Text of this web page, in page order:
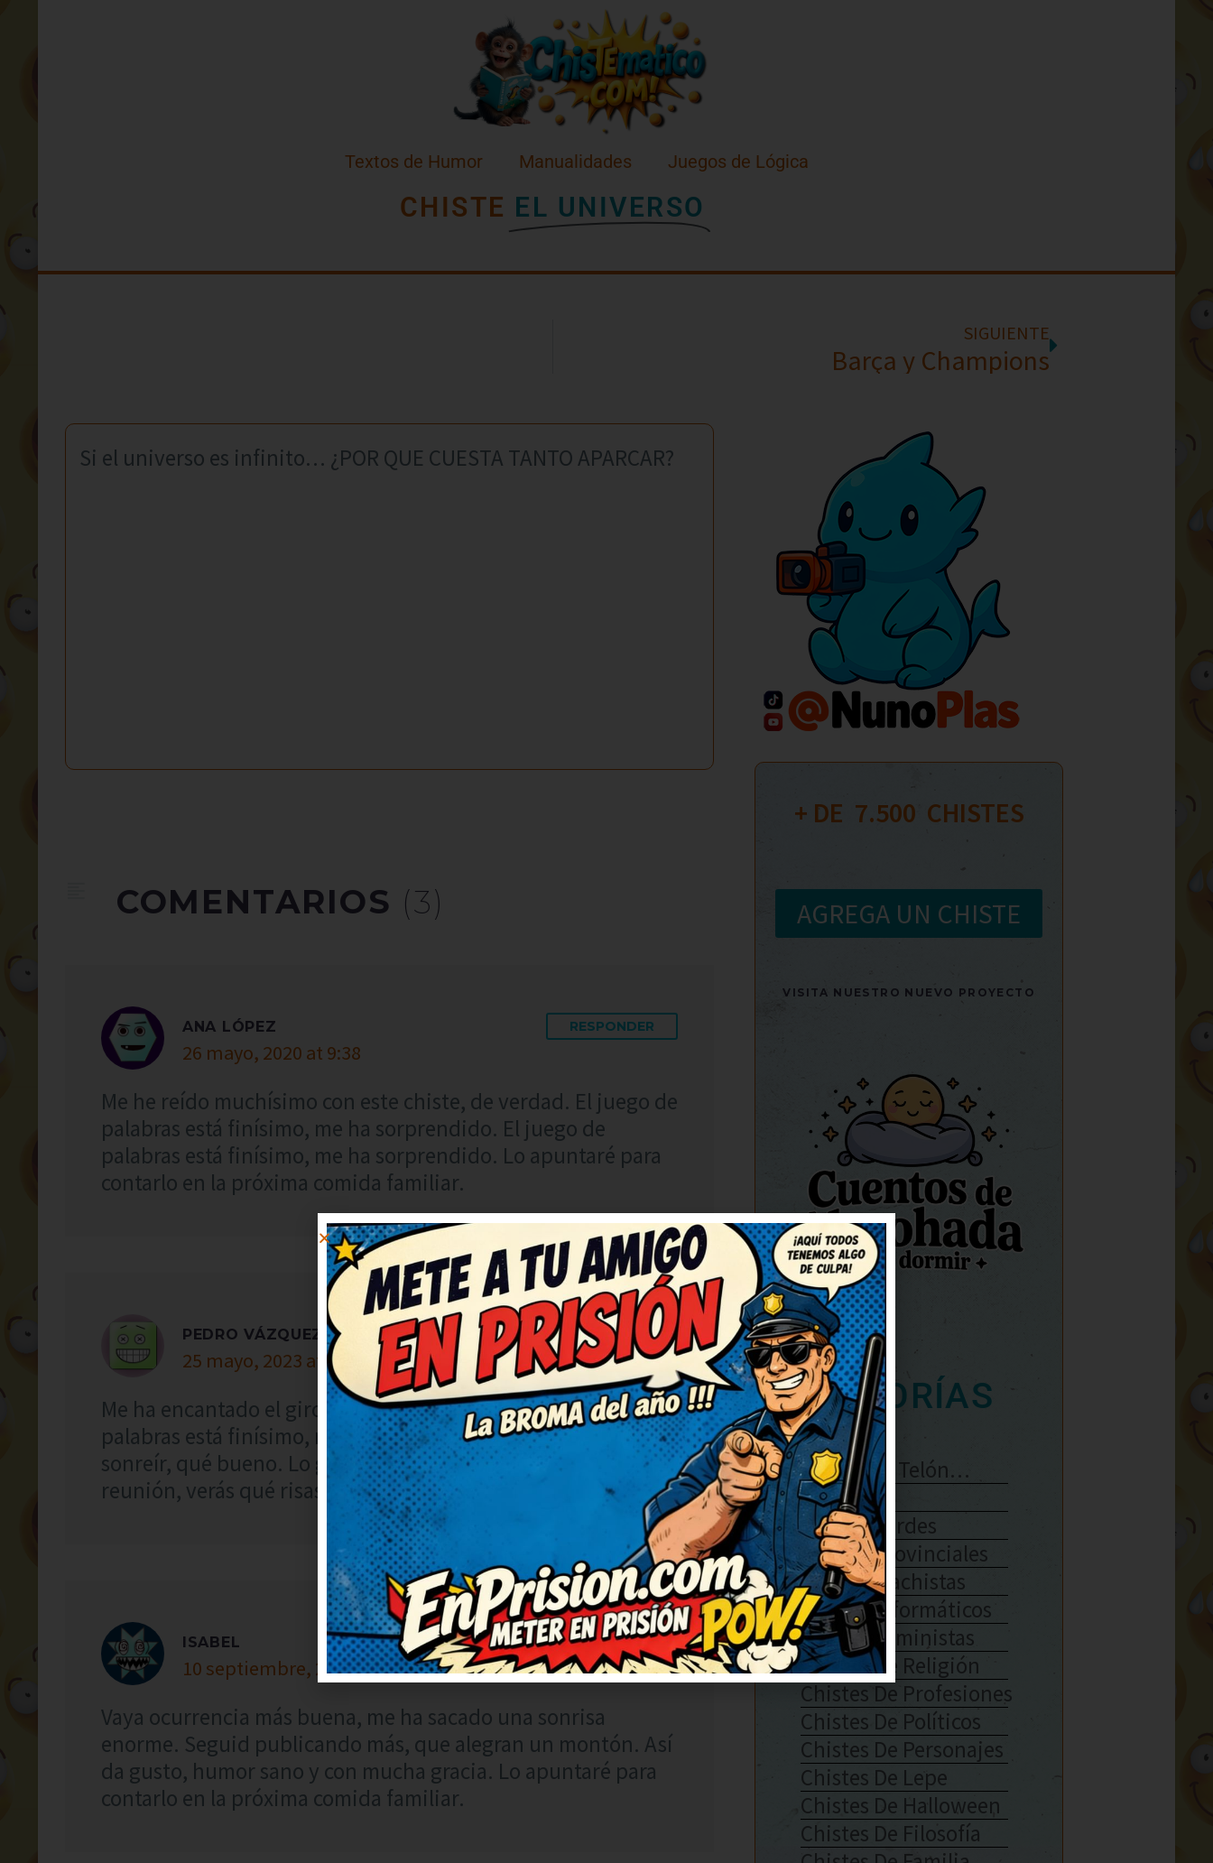
Textos de Humor Manualidades Juegos de Lógica
CHISTE EL UNIVERSO
SIGUIENTE
Barça y Champions
Si el universo es infinito… ¿POR QUE CUESTA TANTO APARCAR?
COMENTARIOS (3)
ANA LÓPEZ
26 mayo, 2020 at 9:38
RESPONDER
Me he reído muchísimo con este chiste, de verdad. El juego de
palabras está finísimo, me ha sorprendido. El juego de
palabras está finísimo, me ha sorprendido. Lo apuntaré para
contarlo en la próxima comida familiar.
PEDRO VÁZQUEZ
25 mayo, 2023 at 10:13
RESPONDER
Me ha encantado el giro final, súper ingenioso. El juego de
palabras está finísimo, me ha sorprendido. No puedo dejar de
sonreír, qué bueno. Lo guardo para contarlo en la próxima
reunión, verás qué risas.
ISABEL
10 septiembre, 2023 at 7:15
RESPONDER
Vaya ocurrencia más buena, me ha sacado una sonrisa
enorme. Seguid publicando más, que alegran un montón. Así
da gusto, humor sano y con mucha gracia. Lo apuntaré para
contarlo en la próxima comida familiar.
+ DE 7.500
  CHISTES
AGREGA UN CHISTE
VISITA NUESTRO NUEVO PROYECTO
CATEGORÍAS
Se Abre El Telón…
Enlaces
Chistes Verdes
Chistes Provinciales
Chistes Machistas
Chistes Informáticos
Chistes Feministas
Chistes De Religión
Chistes De Profesiones
Chistes De Políticos
Chistes De Personajes
Chistes De Lepe
Chistes De Halloween
Chistes De Filosofía